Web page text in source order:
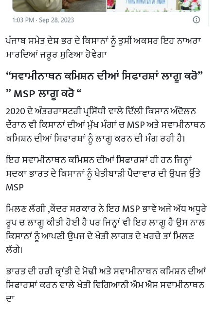
ਪੰਜਾਬ ਸਮੇਤ ਦੇਸ਼ ਭਰ ਦੇ ਕਿਸਾਨਾਂ ਨੂੰ ਤੁਸੀਂ ਅਕਸਰ ਇਹ ਨਾਅਰਾ
ਮਾਰਦਿਆਂ ਜਰੂਰ ਸੁਣਿਆ ਹੋਵੇਗਾ
“ਸਵਾਮੀਨਾਥਨ ਕਮਿਸ਼ਨ ਦੀਆਂ ਸਿਫਾਰਸ਼ਾਂ ਲਾਗੂ ਕਰੋ”
” MSP ਲਾਗੂ ਕਰੋ “
2020 ਦੇ ਅੰਤਰਰਾਸ਼ਟਰੀ ਪ੍ਰਸਿੱਧੀ ਵਾਲੇ ਦਿੱਲੀ ਕਿਸਾਨ ਅੰਦੋਲਨ
ਦੌਰਾਨ ਵੀ ਕਿਸਾਨਾਂ ਦੀਆਂ ਮੁੱਖ ਮੰਗਾਂ ਚ MSP ਅਤੇ ਸਵਾਮੀਨਾਥਨ
ਕਮਿਸ਼ਨ ਦੀਆਂ ਸਿਫਾਰਸ਼ਾਂ ਨੂੰ ਲਾਗੂ ਕਰਨ ਦੀ ਮੰਗ ਰਹੀ ਹੈ।
ਇਹ ਸਵਾਮੀਨਾਥਨ ਕਮਿਸ਼ਨ ਦੀਆਂ ਸਿਫਾਰਸ਼ਾਂ ਹੀ ਹਨ ਜਿਨ੍ਹਾਂ
ਸਦਕਾ ਭਾਰਤ ਦੇ ਕਿਸਾਨਾਂ ਨੂੰ ਖੇਤੀਬਾੜੀ ਪੈਦਾਵਾਰ ਦੀ ਉਪਜ ਉੱਤੇ
MSP
ਮਿਲਣ ਲੱਗੀ ,ਕੇਂਦਰ ਸਰਕਾਰ ਨੇ ਇਹ MSP ਭਾਵੇਂ ਅਜੇ ਅੱਧ ਅਧੂਰੇ
ਰੂਪ ਚ ਲਾਗੂ ਕੀਤੀ ਹੋਈ ਹੈ ਪਰ ਜਿਨ੍ਹਾਂ ਵੀ ਇਹ ਲਾਗੂ ਹੈ ਉਸ ਨਾਲ
ਕਿਸਾਨਾਂ ਨੂੰ ਆਪਣੀ ਉਪਜ ਦੇ ਖੇਤੀ ਲਾਗਤ ਦੇ ਖਰਚੇ ਤਾਂ ਮਿਲਣ
ਲੱਗੇ।
ਭਾਰਤ ਦੀ ਹਰੀ ਕ੍ਰਾਂਤੀ ਦੇ ਮੋਢੀ ਅਤੇ ਸਵਾਮੀਨਾਥਨ ਕਮਿਸ਼ਨ ਦੀਆਂ
ਸਿਫਾਰਸ਼ਾਂ ਕਰਨ ਵਾਲੇ ਖੇਤੀ ਵਿਗਿਆਨੀ ਐਮ ਐਸ ਸਵਾਮੀਨਾਥਨ
ਦਾ